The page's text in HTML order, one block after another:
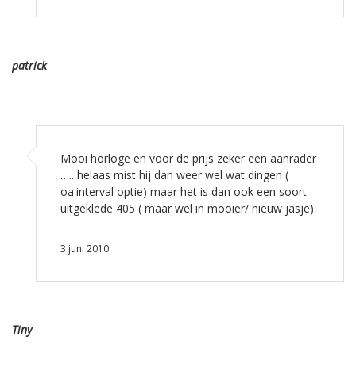
patrick
Mooi horloge en voor de prijs zeker een aanrader
….. helaas mist hij dan weer wel wat dingen (
oa.interval optie) maar het is dan ook een soort
uitgeklede 405 ( maar wel in mooier/ nieuw jasje).
3 juni 2010
Tiny